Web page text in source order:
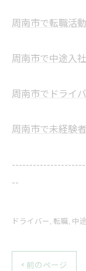
周南市で転職活
周南市で中途入
周南市でドライ
周南市で未経験
--
ドライバー 転職 中途
< 前のページ